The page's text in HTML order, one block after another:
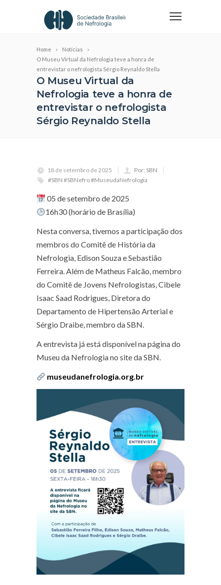
Home
Notícias
O Museu Virtual da Nefrologia teve a honra de
entrevistar o nefrologista Sérgio Reynaldo Stella
O Museu Virtual da
Nefrologia teve a honra de
entrevistar o nefrologista
Sérgio Reynaldo Stella
18 de setembro de 2025
Por: SBN
#SBN #SBNefro #MuseudaNefrologia
05 de setembro de 2025
16h30 (horário de Brasília)
Nesta conversa, tivemos a participação dos
membros do Comitê de História da
Nefrologia, Edison Souza e Sebastião
Ferreira. Além de Matheus Falcão, membro
do Comitê de Jovens Nefrologistas, Cibele
Isaac Saad Rodrigues, Diretora do
Departamento de Hipertensão Arterial e
Sérgio Draibe, membro da SBN.
A entrevista já está disponível na página do
Museu da Nefrologia no site da SBN.
museudanefrologia.org.br